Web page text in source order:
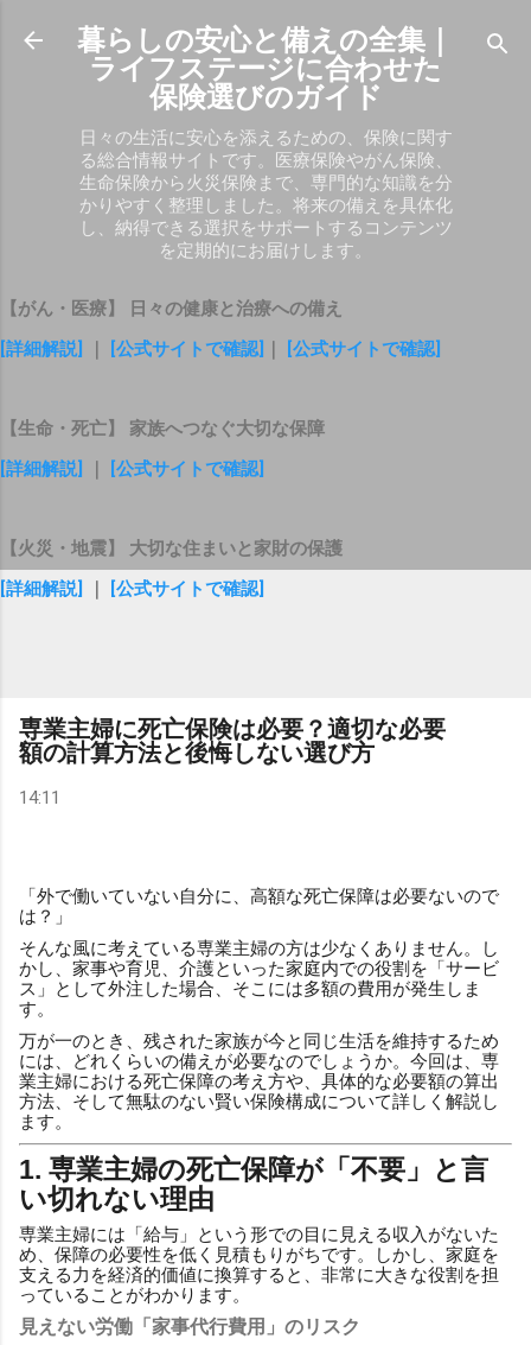
スキップしてメイン コンテンツに移動
暮らしの安心と備えの全集｜
ライフステージに合わせた
保険選びのガイド
日々の生活に安心を添えるための、保険に関す
る総合情報サイトです。医療保険やがん保険、
生命保険から火災保険まで、専門的な知識を分
かりやすく整理しました。将来の備えを具体化
し、納得できる選択をサポートするコンテンツ
を定期的にお届けします。
【がん・医療】 日々の健康と治療への備え
[詳細解説]
[公式サイトで確認] [公式サイトで確認]
【生命・死亡】 家族へつなぐ大切な保障
[詳細解説]
[公式サイトで確認]
【火災・地震】 大切な住まいと家財の保護
[詳細解説]
[公式サイトで確認]
専業主婦に死亡保険は必要？適切な必要
額の計算方法と後悔しない選び方
14:11
「外で働いていない自分に、高額な死亡保障は必要ないので
は？」
そんな風に考えている専業主婦の方は少なくありません。し
かし、家事や育児、介護といった家庭内での役割を「サービ
ス」として外注した場合、そこには多額の費用が発生しま
す。
万が一のとき、残された家族が今と同じ生活を維持するため
には、どれくらいの備えが必要なのでしょうか。今回は、専
業主婦における死亡保障の考え方や、具体的な必要額の算出
方法、そして無駄のない賢い保険構成について詳しく解説し
ます。
1. 専業主婦の死亡保障が「不要」と言
い切れない理由
専業主婦には「給与」という形での目に見える収入がないた
め、保障の必要性を低く見積もりがちです。しかし、家庭を
支える力を経済的価値に換算すると、非常に大きな役割を担
っていることがわかります。
見えない労働「家事代行費用」のリスク